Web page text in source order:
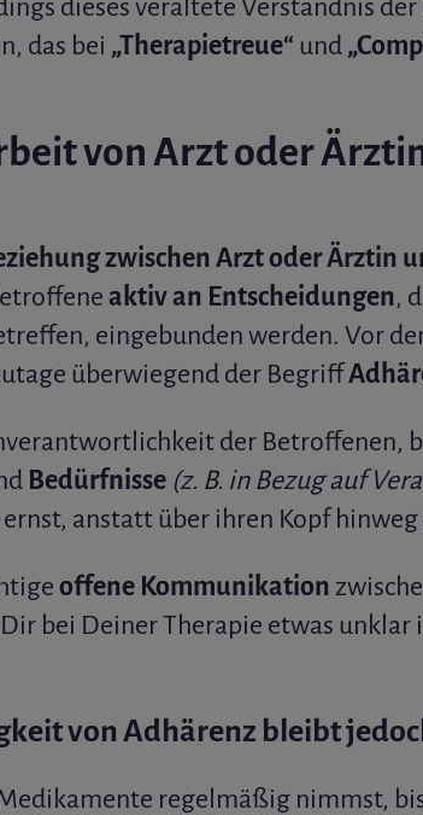
dieses veraltete Verständnis der
das bei „Therapietreue“ und
von Arzt oder
zwischen Arzt oder Ärztin
aktiv an Entscheidungen,
eingebunden werden. Vor
überwiegend der Begriff
der Betroffenen,
Bedürfnisse (z. B. in Bezug auf
anstatt über ihren Kopf hinweg
offene Kommunikation
bei Deiner Therapie etwas unklar
von Adhärenz bleibt
regelmäßig nimmst,